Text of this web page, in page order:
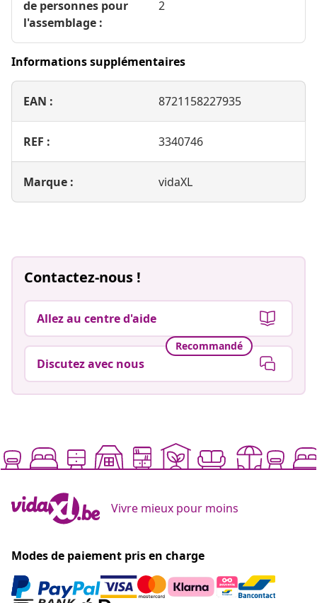
de personnes pour
l'assemblage :
2
Informations supplémentaires
EAN : 8721158227935
REF : 3340746
Marque : vidaXL
Contactez-nous !
Allez au centre d'aide
Recommandé
Discutez avec nous
Vivre mieux pour moins
Modes de paiement pris en charge